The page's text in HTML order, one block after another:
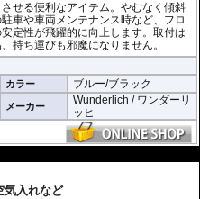
せる便利なアイテム。やむなく傾斜
車や車両メンテナンス時など、フロ
定性が飛躍的に向上します。取付は
持ち運びも邪魔になりません。
カラー ブルー/ブラック
メーカー
Wunderlich / ワンダーリ
ッヒ
気入れなど